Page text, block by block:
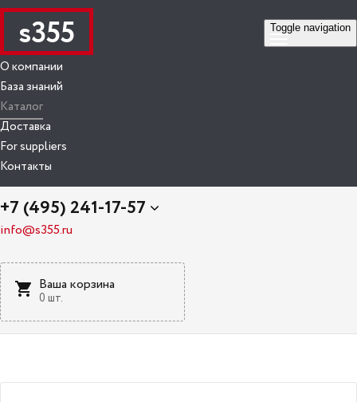
s355 Toggle navigation
О компании
База знаний
Каталог
Доставка
For suppliers
Контакты
+7 (495) 241-17-57
info@s355.ru
Ваша корзина
0 шт.